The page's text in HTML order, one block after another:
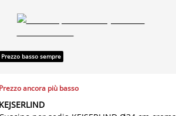
Prezzo basso sempre
Prezzo ancora più basso
KEJSERLIND